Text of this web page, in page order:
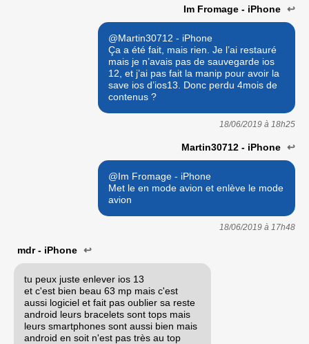
Im Fromage - iPhone ↩
@Martin30712 - iPhone
Ça a été fait, mais rien. Je l’ai restauré
mais je n’avais pas de sauvegarde ios
12, et j’ai pas fait la manip pour avoir la
save ios d’ios13. Donc perdu 4mois de
contenus ?
18/06/2019 à 18h25
Martin30712 - iPhone ↩
@Im Fromage - iPhone
Met le en mode avion et enlève le mode
avion
18/06/2019 à 17h48
mdr - iPhone ↩
tu peux juste enlever ios 13
et c'est bien beau 63 mp mais c'est
aussi logiciel et fait pas oublier sa reste
android leurs bracelets sont tops mais
leurs smartphones sont aussi bien mais
android en soit n'est pas très au top